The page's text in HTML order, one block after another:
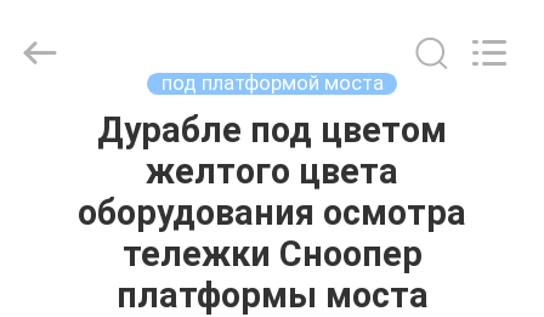
ПРОДУКТЫ
PURPOSE
VEHICLE
под платформой моста
Дурабле под цветом
желтого цвета
оборудования осмотра
тележки Сноопер
платформы моста